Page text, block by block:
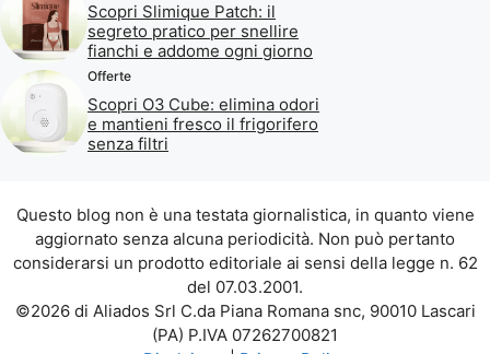
Scopri Slimique Patch: il
segreto pratico per snellire
fianchi e addome ogni giorno
Offerte
Scopri O3 Cube: elimina odori
e mantieni fresco il frigorifero
senza filtri
Questo blog non è una testata giornalistica, in quanto viene
aggiornato senza alcuna periodicità. Non può pertanto
considerarsi un prodotto editoriale ai sensi della legge n. 62
del 07.03.2001.
©2026 di Aliados Srl C.da Piana Romana snc, 90010 Lascari
(PA) P.IVA 07262700821